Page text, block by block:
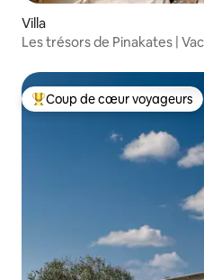
Villa
Les trésors de Pinakates |
Coups de cœur voyageurs les
Coup de cœur voyageurs